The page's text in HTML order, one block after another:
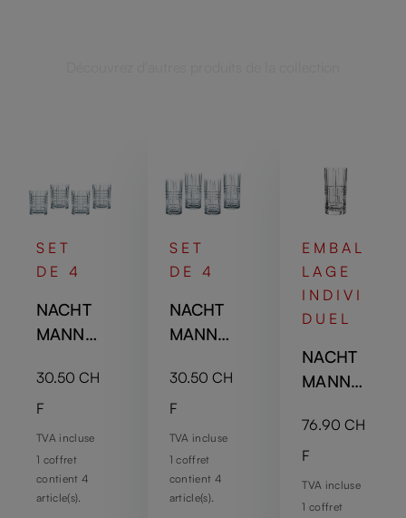
SET
DE 4
NACHT
MANN
Verre à
whisky
Prix régulier :
30.50 CH
F
TVA incluse
1 coffret
contient 4
article(s).
SET
DE 4
NACHT
MANN
Verre
long
drink
Prix régulier :
30.50 CH
F
TVA incluse
1 coffret
contient 4
article(s).
EMBAL
LAGE
INDIVI
DUEL
NACHT
MANN
Vase /
Photoph
ore -
28cm |
Prix régulier :
76.90 CH
F
TVA incluse
1 coffret